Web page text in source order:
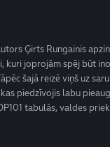
Ģirts Rungainis
kuri joprojām spēj būt
šajā reizē viņš uz
piedzīvojis labu
tabulās, valdes